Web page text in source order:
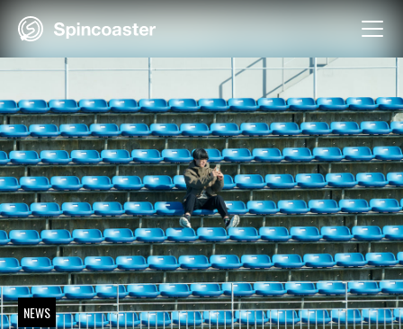
Skip
NEWS